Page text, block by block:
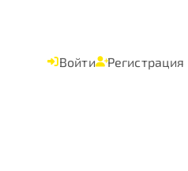
Войти Регистрация